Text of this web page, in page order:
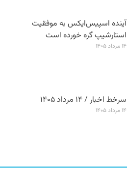
آینده اسپیس‌ایکس به موفقیت
استارشیپ گره خورده است
۱۴ مرداد ۱۴۰۵
سرخط اخبار / ۱۴ مرداد ۱۴۰۵
۱۴ مرداد ۱۴۰۵